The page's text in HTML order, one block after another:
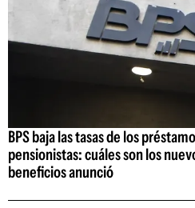
BPS baja las tasas de los
pensionistas: cuáles son los
beneficios anunció